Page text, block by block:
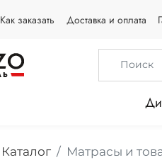
Как заказать Доставка и оплата
Каталог Матрасы и